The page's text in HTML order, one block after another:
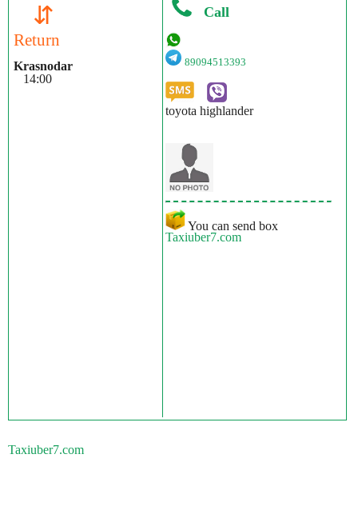
⇵
Return
Krasnodar
14:00
Call
89094513393
toyota highlander
You can send box
Taxiuber7.com
Taxiuber7.com